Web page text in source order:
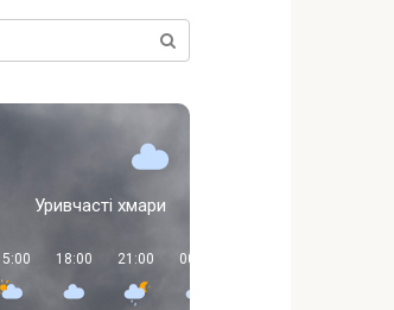
Уривчасті хмари
18:00 21:00 00:00